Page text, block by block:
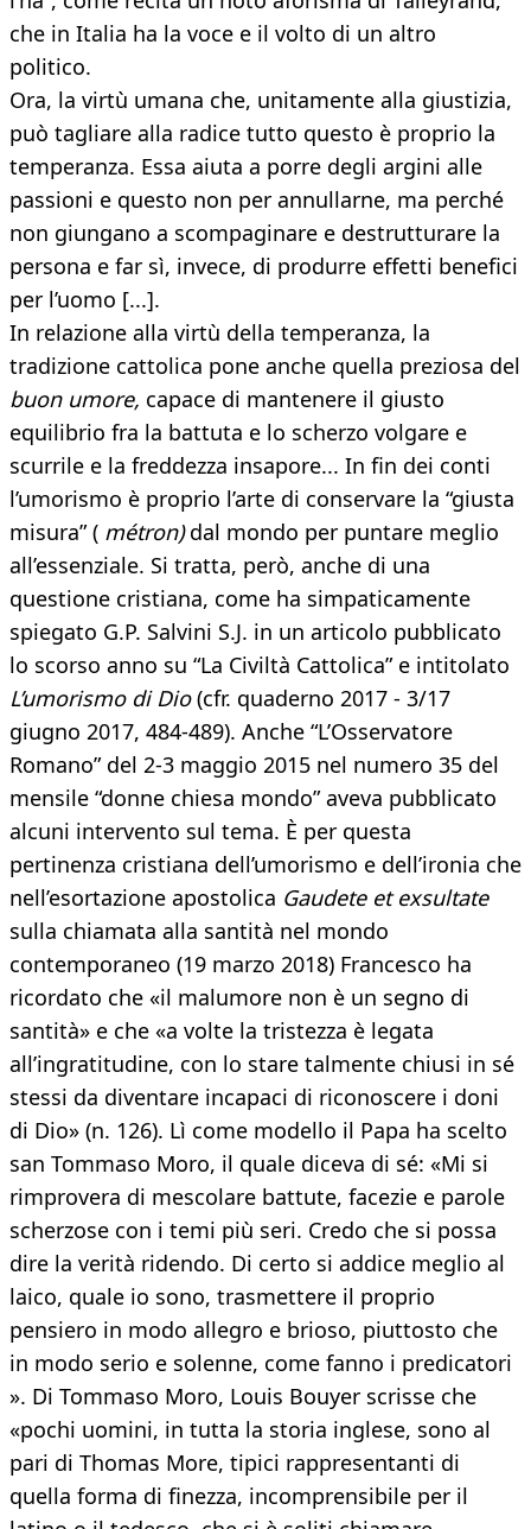
che in Italia ha la voce e il volto di un altro
politico.
Ora, la virtù umana che, unitamente alla giustizia,
può tagliare alla radice tutto questo è proprio la
temperanza. Essa aiuta a porre degli argini alle
passioni e questo non per annullarne, ma perché
non giungano a scompaginare e destrutturare la
persona e far sì, invece, di produrre effetti benefici
per l’uomo [...].
In relazione alla virtù della temperanza, la
tradizione cattolica pone anche quella preziosa del
buon umore, capace di mantenere il giusto
equilibrio fra la battuta e lo scherzo volgare e
scurrile e la freddezza insapore... In fin dei conti
l’umorismo è proprio l’arte di conservare la “giusta
misura” ( métron)dal mondo per puntare meglio
all’essenziale. Si tratta, però, anche di una
questione cristiana, come ha simpaticamente
spiegato G.P. Salvini S.J. in un articolo pubblicato
lo scorso anno su “La Civiltà Cattolica” e intitolato
L’umorismo di Dio(cfr. quaderno 2017 - 3/17
giugno 2017, 484-489). Anche “L’Osservatore
Romano” del 2-3 maggio 2015 nel numero 35 del
mensile “donne chiesa mondo” aveva pubblicato
alcuni intervento sul tema. È per questa
pertinenza cristiana dell’umorismo e dell’ironia che
nell’esortazione apostolica Gaudete et exsultate
sulla chiamata alla santità nel mondo
contemporaneo (19 marzo 2018) Francesco ha
ricordato che «il malumore non è un segno di
santità» e che «a volte la tristezza è legata
all’ingratitudine, con lo stare talmente chiusi in sé
stessi da diventare incapaci di riconoscere i doni
di Dio» (n. 126). Lì come modello il Papa ha scelto
san Tommaso Moro, il quale diceva di sé: «Mi si
rimprovera di mescolare battute, facezie e parole
scherzose con i temi più seri. Credo che si possa
dire la verità ridendo. Di certo si addice meglio al
laico, quale io sono, trasmettere il proprio
pensiero in modo allegro e brioso, piuttosto che
in modo serio e solenne, come fanno i predicatori
». Di Tommaso Moro, Louis Bouyer scrisse che
«pochi uomini, in tutta la storia inglese, sono al
pari di Thomas More, tipici rappresentanti di
quella forma di finezza, incomprensibile per il